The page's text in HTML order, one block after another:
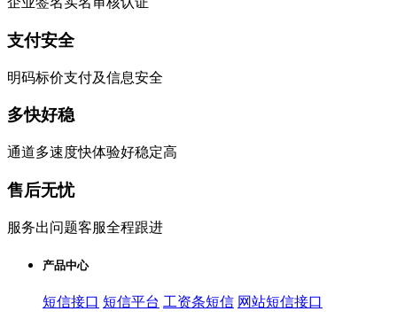
支付安全
明码标价支付及信息安全
多快好稳
通道多速度快体验好稳定高
售后无忧
服务出问题客服全程跟进
产品中心
短信接口 短信平台 工资条短信 网站短信接口